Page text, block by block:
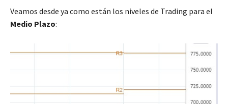
Veamos desde ya como están los niveles de Trading para el
Medio Plazo: